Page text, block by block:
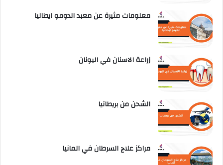
معلومات مثيرة عن معبد الدومو ايطاليا
زراعة الاسنان في اليونان
الشحن من بريطانيا
مراكز علاج السرطان في المانيا